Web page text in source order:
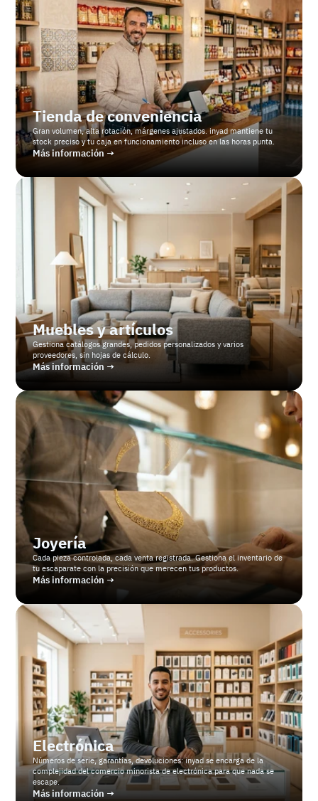
Tienda de conveniencia
Gran volumen, alta rotación, márgenes ajustados. inyad mantiene tu
stock preciso y tu caja en funcionamiento incluso en las horas punta.
Más información →
Muebles y artículos
Gestiona catálogos grandes, pedidos personalizados y varios
proveedores, sin hojas de cálculo.
Más información →
Joyería
Cada pieza controlada, cada venta registrada. Gestiona el inventario de
tu escaparate con la precisión que merecen tus productos.
Más información →
Electrónica
Números de serie, garantías, devoluciones: inyad se encarga de la
complejidad del comercio minorista de electrónica para que nada se
escape.
Más información →